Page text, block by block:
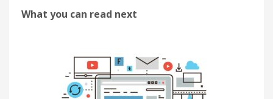
What you can read next